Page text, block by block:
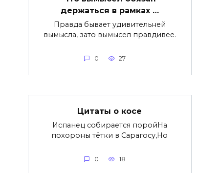
держаться в рамках …
Правда бывает удивительней
вымысла, зато вымысел правдивее.
0 27
Цитаты о косе
Испанец собирается поройНа
похороны тётки в Сарагосу,Но
0 18